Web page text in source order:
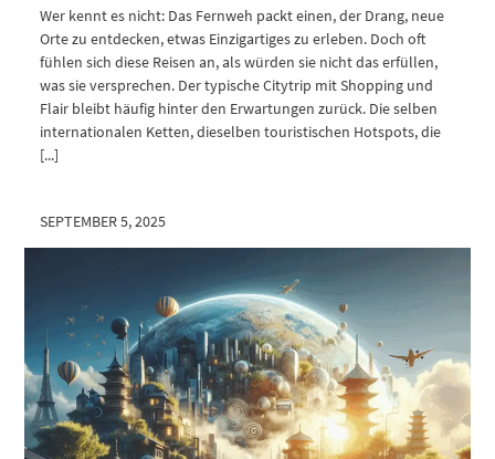
Wer kennt es nicht: Das Fernweh packt einen, der Drang, neue
Orte zu entdecken, etwas Einzigartiges zu erleben. Doch oft
fühlen sich diese Reisen an, als würden sie nicht das erfüllen,
was sie versprechen. Der typische Citytrip mit Shopping und
Flair bleibt häufig hinter den Erwartungen zurück. Die selben
internationalen Ketten, dieselben touristischen Hotspots, die
[...]
SEPTEMBER 5, 2025